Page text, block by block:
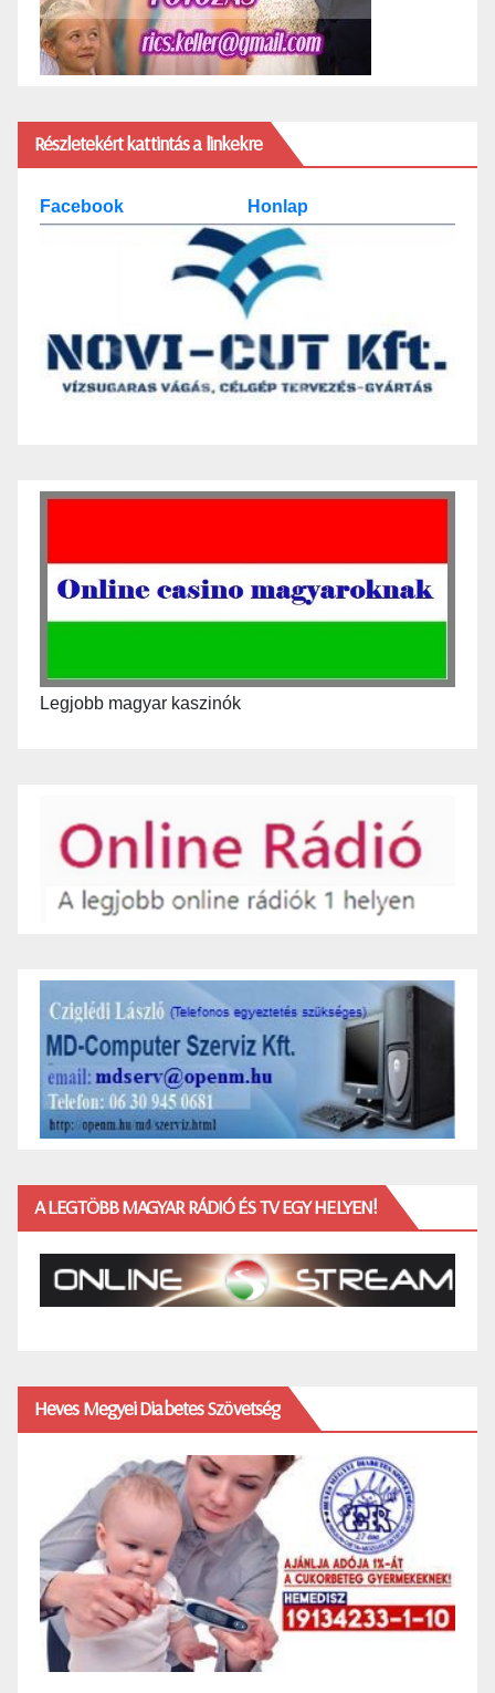
Részletekért kattintás a linkekre
Facebook Honlap
Legjobb magyar kaszinók
A LEGTÖBB MAGYAR RÁDIÓ ÉS TV EGY HELYEN!
Heves Megyei Diabetes Szövetség